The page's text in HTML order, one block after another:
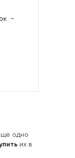
-
одно
их в